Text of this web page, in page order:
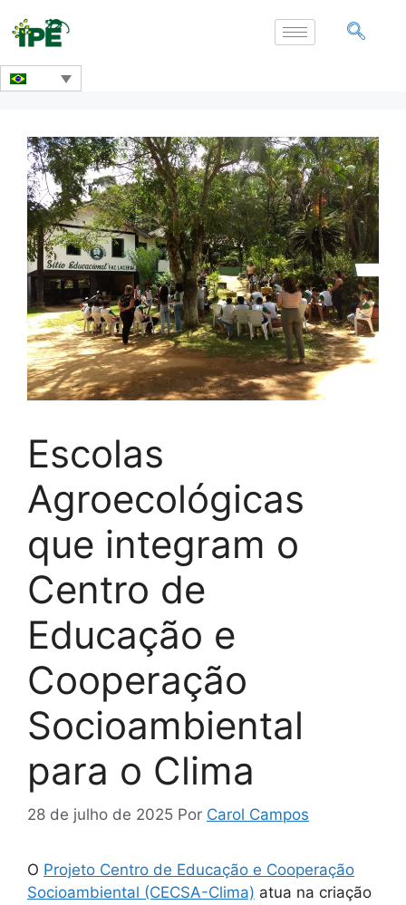
Escolas
Agroecológicas
que integram o
Centro de
Educação e
Cooperação
Socioambiental
para o Clima
28 de julho de 2025 Por Carol Campos
O Projeto Centro de Educação e Cooperação
Socioambiental (CECSA-Clima) atua na criação